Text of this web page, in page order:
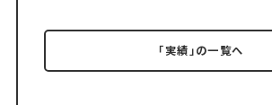
「実績」の一覧へ